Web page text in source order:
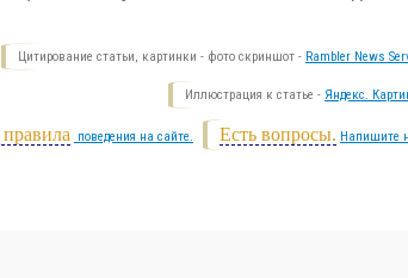
Цитирование статьи, картинки - фото скриншот - Rambler News
Иллюстрация к статье - Яндекс.
Есть вопросы. Напишите
поведения на сайте.